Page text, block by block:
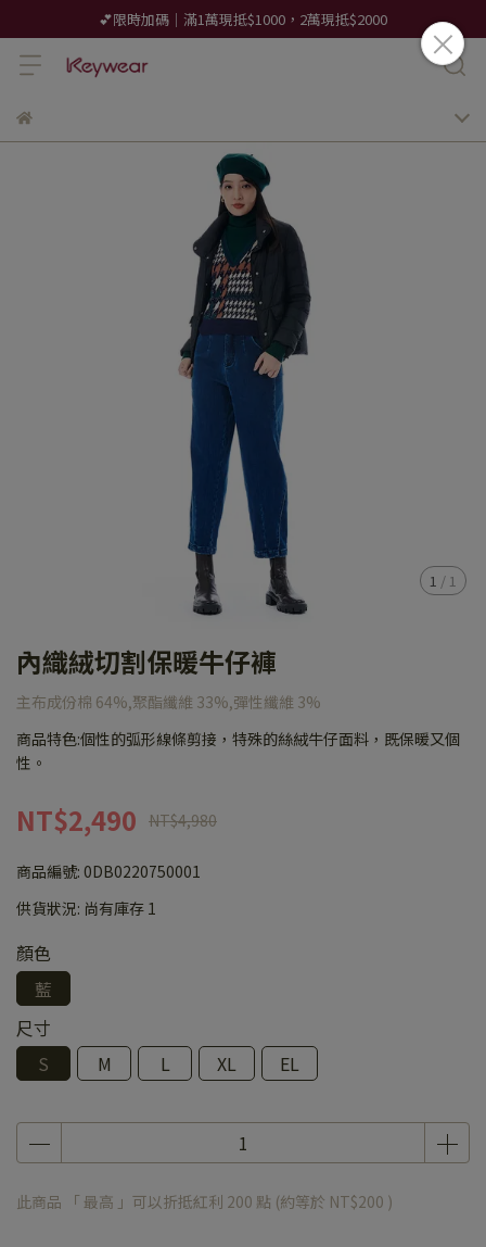
💕限時加碼｜滿1萬現抵$1000，2萬現抵$2000
1 / 1
內織絨切割保暖牛仔褲
主布成份棉 64%,聚酯纖維 33%,彈性纖維 3%
商品特色:個性的弧形線條剪接，特殊的絲絨牛仔面料，既保暖又個
性。
NT$2,490 NT$4,980
商品編號: 0DB0220750001
供貨狀況: 尚有庫存 1
顏色
藍
尺寸
S
M L XL EL
此商品 「 最高 」可以折抵紅利 200 點 (約等於 NT$200 )